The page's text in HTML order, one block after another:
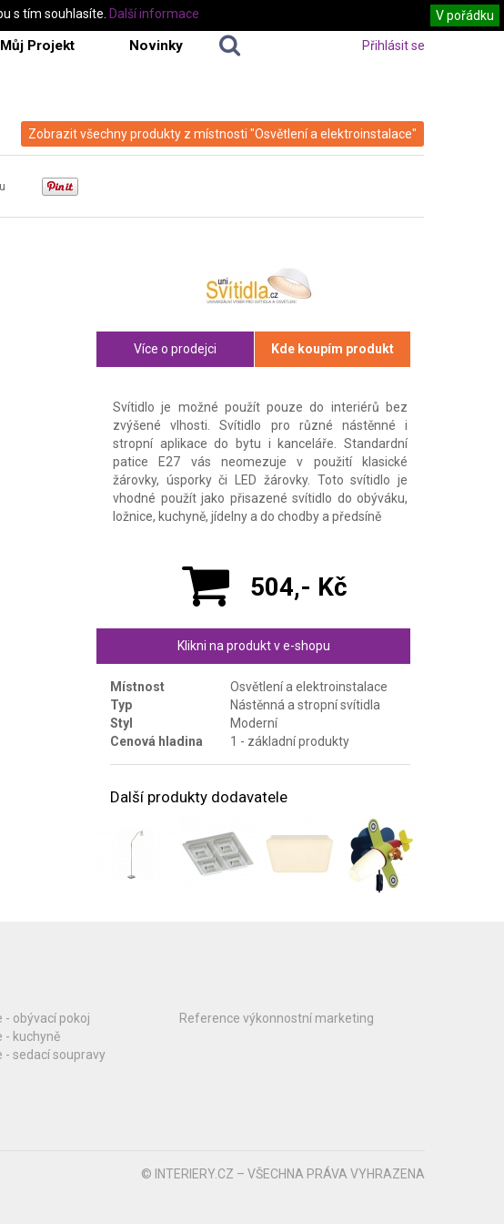
Můj Projekt Novinky Přihlásit se
Zobrazit všechny produkty z místnosti "Osvětlení a elektroinstalace"
Více o prodejci Kde koupím produkt
Svítidlo je možné použít pouze do interiérů bez
zvýšené vlhosti. Svítidlo pro různé nástěnné i
stropní aplikace do bytu i kanceláře. Standardní
patice E27 vás neomezuje v použití klasické
žárovky, úsporky či LED žárovky. Toto svítidlo je
vhodné použít jako přisazené svítidlo do obýváku,
ložnice, kuchyně, jídelny a do chodby a předsíně
504,- Kč
Klikni na produkt v e-shopu
Místnost
Osvětlení a elektroinstalace
Typ
Nástěnná a stropní svítidla
Styl
Moderní
Cenová hladina
1 - základní produkty
Další produkty dodavatele
- obývací pokoj
- kuchyně
- sedací soupravy
Reference výkonnostní marketing
© INTERIERY.CZ – VŠECHNA PRÁVA VYHRAZENA
s tím souhlasíte. V pořádku
Další informace